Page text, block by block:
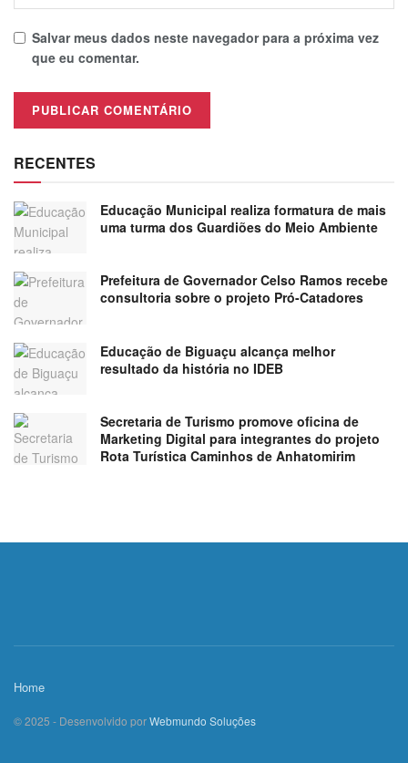
Salvar meus dados neste navegador para a próxima vez
que eu comentar.
RECENTES
Educação Municipal realiza formatura de mais
uma turma dos Guardiões do Meio Ambiente
Prefeitura de Governador Celso Ramos recebe
consultoria sobre o projeto Pró-Catadores
Educação de Biguaçu alcança melhor
resultado da história no IDEB
Secretaria de Turismo promove oficina de
Marketing Digital para integrantes do projeto
Rota Turística Caminhos de Anhatomirim
Home
© 2025 - Desenvolvido porWebmundo Soluções